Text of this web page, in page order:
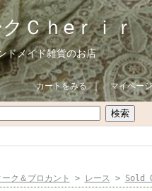
Ｃｈeｒｉｒ
ドメイド雑貨のお店
カートをみる｜ マイペー
ク＆ブロカント > レース > Sold